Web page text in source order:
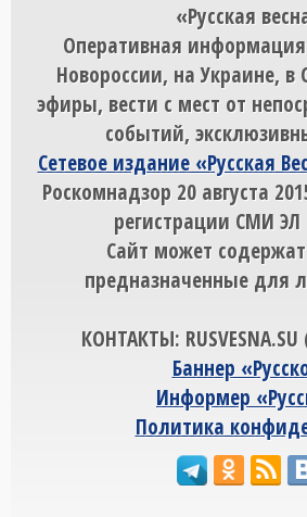
«Русская
Оперативная
Новороссии, на Украине,
эфиры, вести с мест от
событий,
Сетевое издание «Русская
Роскомнадзор 20 августа
регистрации СМИ
Сайт может
предназначенные для
КОНТАКТЫ:
Баннер
Информер
Политика